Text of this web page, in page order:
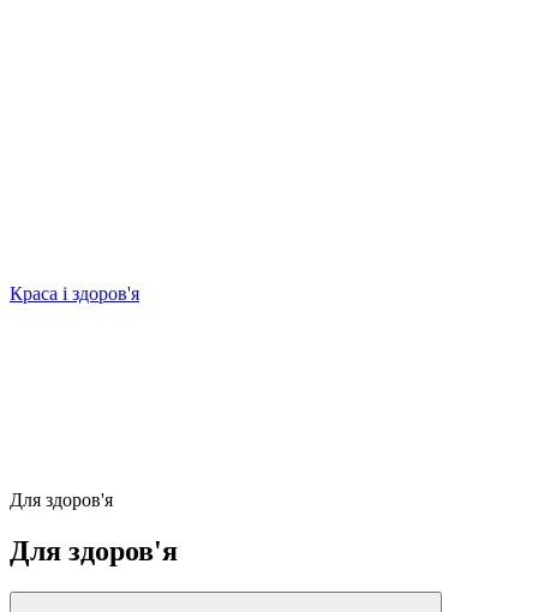
Краса і здоров'я
Для здоров'я
Для здоров'я